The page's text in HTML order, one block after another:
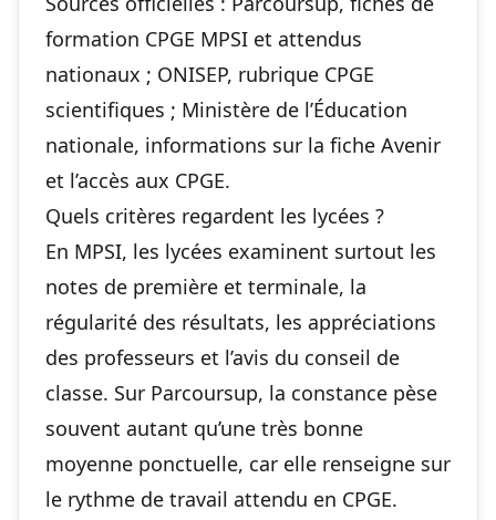
formation CPGE MPSI et attendus
nationaux ; ONISEP, rubrique CPGE
scientifiques ; Ministère de l’Éducation
nationale, informations sur la fiche Avenir
et l’accès aux CPGE.
Quels critères regardent les lycées ?
En MPSI, les lycées examinent surtout les
notes de première et terminale, la
régularité des résultats, les appréciations
des professeurs et l’avis du conseil de
classe. Sur Parcoursup, la constance pèse
souvent autant qu’une très bonne
moyenne ponctuelle, car elle renseigne sur
le rythme de travail attendu en CPGE.